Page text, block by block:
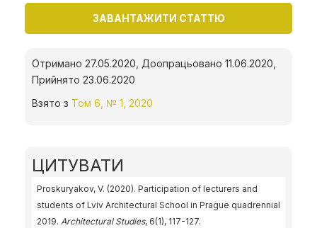
ЗАВАНТАЖИТИ СТАТТЮ
Отримано 27.05.2020, Доопрацьовано 11.06.2020,
Прийнято 23.06.2020
Взято з Том 6, № 1, 2020
ЦИТУВАТИ
Proskuryakov, V. (2020). Participation of lecturers and
students of Lviv Architectural School in Prague quadrennial
2019. Architectural Studies, 6(1), 117-127.